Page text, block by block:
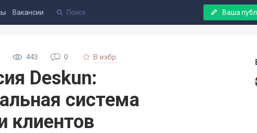
Вакансии Ваша
443 0 В избр.
Deskun:
система
клиентов